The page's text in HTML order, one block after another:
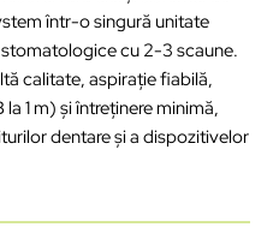
într-o singură unitate
cu 2-3 scaune.
calitate, aspirație fiabilă,
1 m) și întreținere minimă,
dentare și a dispozitivelor